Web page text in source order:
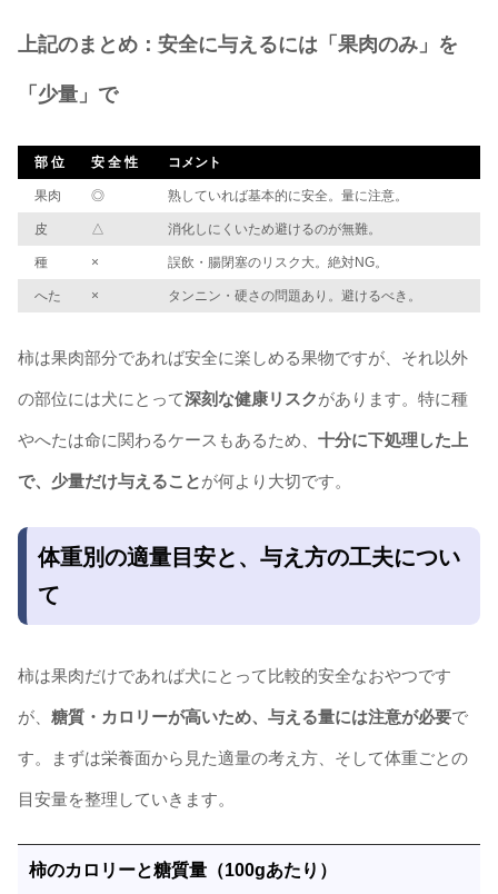
上記のまとめ：安全に与えるには「果肉のみ」を
「少量」で
部 位 安 全 性 コメント
果肉 ◎ 熟していれば基本的に安全。量に注意。
皮 △ 消化しにくいため避けるのが無難。
種 × 誤飲・腸閉塞のリスク大。絶対NG。
へた × タンニン・硬さの問題あり。避けるべき。
柿は果肉部分であれば安全に楽しめる果物ですが、それ以外
の部位には犬にとって深刻な健康リスクがあります。特に種
やへたは命に関わるケースもあるため、 十分に下処理した上
で、少量だけ与えることが何より大切です。
体重別の適量目安と、与え方の工夫につい
て
柿は果肉だけであれば犬にとって比較的安全なおやつです
が、 糖質・カロリーが高いため、与える量には注意が必要で
す。まずは栄養面から見た適量の考え方、そして体重ごとの
目安量を整理していきます。
柿のカロリーと糖質量（100gあたり）